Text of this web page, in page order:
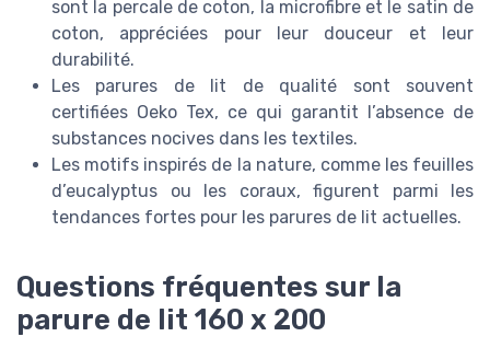
sont la percale de coton, la microfibre et le satin de
coton, appréciées pour leur douceur et leur
durabilité.
Les parures de lit de qualité sont souvent
certifiées Oeko Tex, ce qui garantit l’absence de
substances nocives dans les textiles.
Les motifs inspirés de la nature, comme les feuilles
d’eucalyptus ou les coraux, figurent parmi les
tendances fortes pour les parures de lit actuelles.
Questions fréquentes sur la
parure de lit 160 x 200